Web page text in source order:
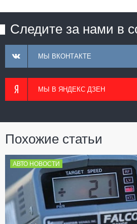
Следите за нами в
МЫ ВКОНТАКТЕ
МЫ В ЯНДЕКС ДЗЕН
Похожие статьи
АВТО НОВОСТИ